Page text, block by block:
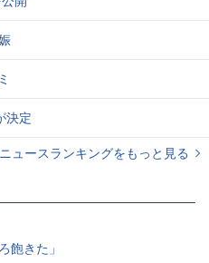
決定
ュースランキングをもっと見る
飽きた」